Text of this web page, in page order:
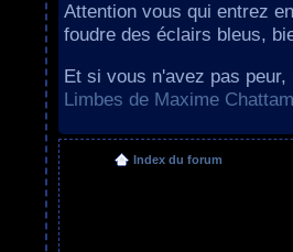
Attention vous qui entrez
foudre des éclairs bleus,
Et si vous n'avez pas
Limbes de Maxime Chattam
Index du forum